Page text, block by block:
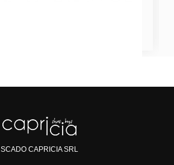
SCADO CAPRICIA SRL